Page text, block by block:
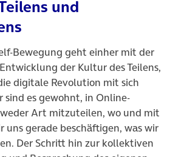
und
Bewegung geht einher mit der
der Kultur des Teilens,
digitale Revolution mit sich
sind es gewohnt, in Online-
Art mitzuteilen, wo und mit
uns gerade beschäftigen, was wir
Der Schritt hin zur kollektiven